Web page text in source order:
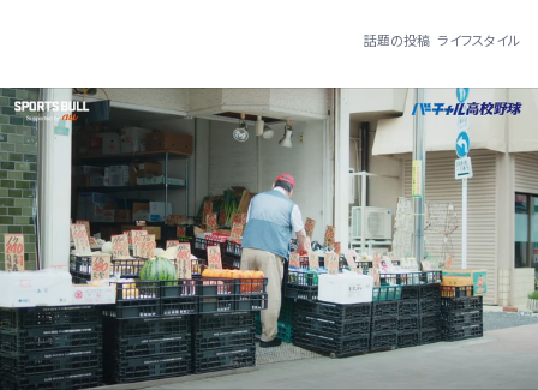
話題の投稿 ライフスタイル